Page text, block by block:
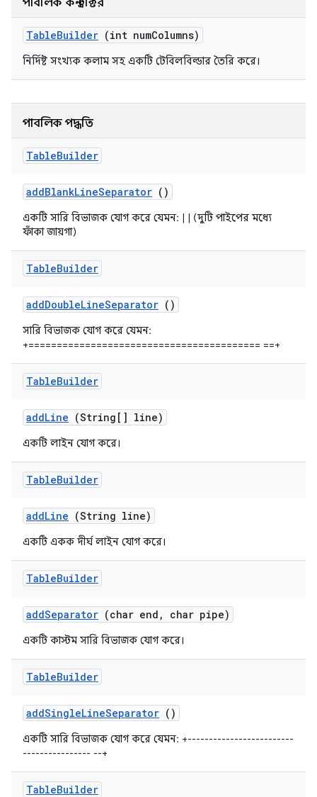
পাবলিক কনস্ট্রাক্টর
TableBuilder (int numColumns)
নির্দিষ্ট সংখ্যক কলাম সহ একটি টেবিলবিল্ডার তৈরি করে।
পাবলিক পদ্ধতি
TableBuilder
addBlankLineSeparator ()
একটি সারি বিভাজক যোগ করে যেমন: | | (দুটি পাইপের মধ্যে
ফাঁকা জায়গা)
TableBuilder
addDoubleLineSeparator ()
সারি বিভাজক যোগ করে যেমন:
+========================================= ==+
TableBuilder
addLine (String[] line)
একটি লাইন যোগ করে।
TableBuilder
addLine (String line)
একটি একক দীর্ঘ লাইন যোগ করে।
TableBuilder
addSeparator (char end , char pipe)
একটি কাস্টম সারি বিভাজক যোগ করে।
TableBuilder
addSingleLineSeparator ()
একটি সারি বিভাজক যোগ করে যেমন: +-------------------------
---------------- --+
TableBuilder